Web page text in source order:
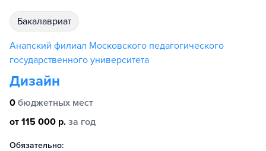
бакалавриат
Анапский филиал Московского педагогического
государственного университета
Дизайн
0 бюджетных мест
от 115 000 р. за год
Обязательно: